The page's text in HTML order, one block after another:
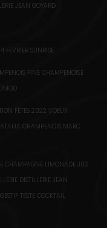
JEAN GOYARD
FEVRIER SUNRISE
FINE CHAMPENOISE
FÊTES 2022 VOEUX
CHAMPENOIS MARC
CHAMPAGNE LIMONADE JUS
DISTILLERIE JEAN
TESTE COCKTAIL